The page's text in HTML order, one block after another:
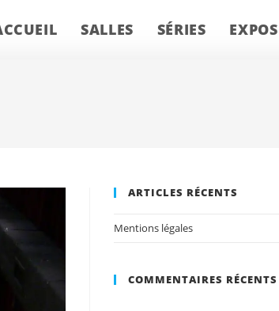
SALLES SÉRIES EXPOS
ARTICLES RÉCENTS
Mentions légales
COMMENTAIRES RÉCENTS